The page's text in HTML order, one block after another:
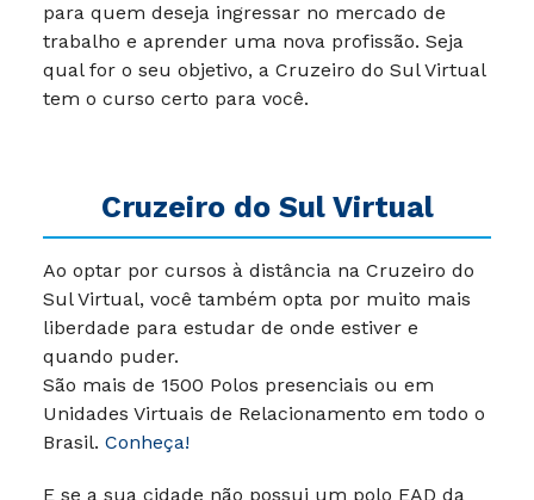
para quem deseja ingressar no mercado de
trabalho e aprender uma nova profissão. Seja
qual for o seu objetivo, a Cruzeiro do Sul Virtual
tem o curso certo para você.
Cruzeiro do Sul Virtual
Ao optar por cursos à distância na Cruzeiro do
Sul Virtual, você também opta por muito mais
liberdade para estudar de onde estiver e
quando puder.
São mais de 1500 Polos presenciais ou em
Unidades Virtuais de Relacionamento em todo o
Brasil. Conheça!
E se a sua cidade não possui um polo EAD da